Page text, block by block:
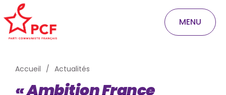
MENU
Accueil Actualités
« Ambition France